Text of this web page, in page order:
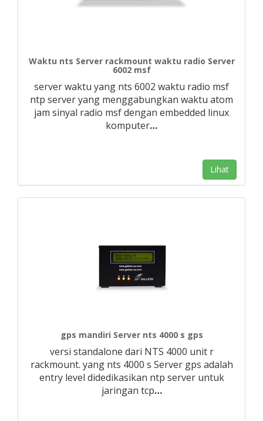
Waktu nts Server rackmount waktu radio Server
6002 msf
server waktu yang nts 6002 waktu radio msf
ntp server yang menggabungkan waktu atom
jam sinyal radio msf dengan embedded linux
komputer…
Lihat
gps mandiri Server nts 4000 s gps
versi standalone dari NTS 4000 unit r
rackmount. yang nts 4000 s Server gps adalah
entry level didedikasikan ntp server untuk
jaringan tcp…